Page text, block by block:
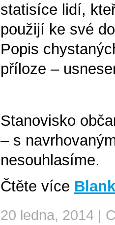
statisíce lidí,
použijí ke své
Popis
příloze –
Stanovisko
– s
nesouhlasíme.
Čtěte více
20 ledna, 2014 |